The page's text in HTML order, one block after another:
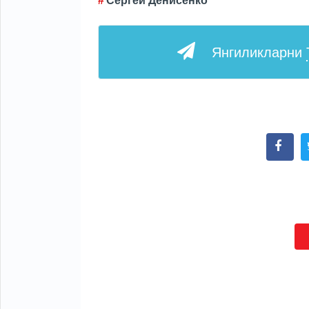
Янгиликларни